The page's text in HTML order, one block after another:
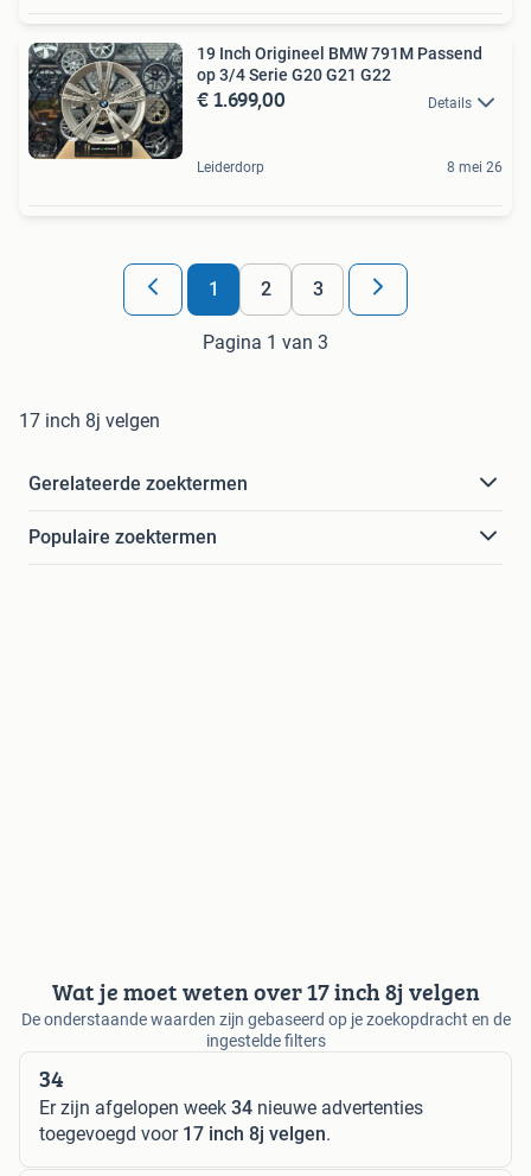
19 Inch Origineel BMW 791M Passend
op 3/4 Serie G20 G21 G22
€ 1.699,00 Details
Leiderdorp 8 mei 26
1 2 3
Pagina 1 van 3
17 inch 8j velgen
Gerelateerde zoektermen
Populaire zoektermen
Wat je moet weten over 17 inch 8j velgen
De onderstaande waarden zijn gebaseerd op je zoekopdracht en de
ingestelde filters
34
Er zijn afgelopen week 34 nieuwe advertenties
toegevoegd voor 17 inch 8j velgen.